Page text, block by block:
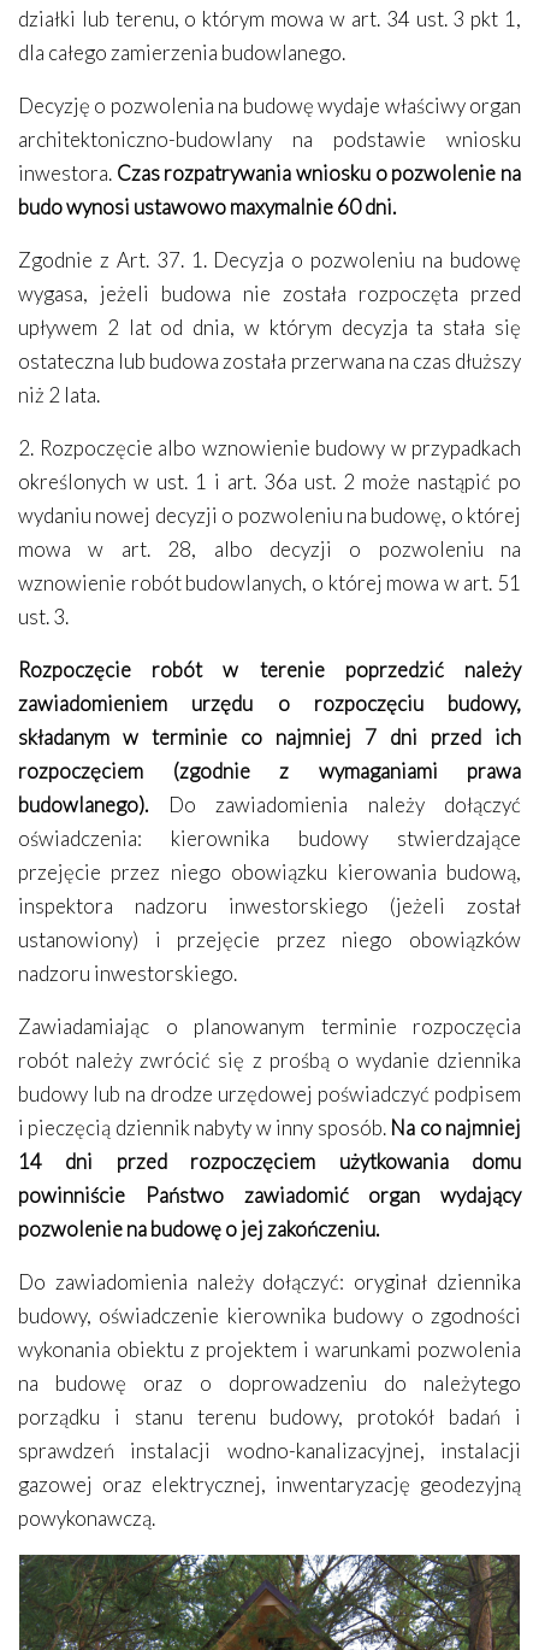
działki lub terenu, o którym mowa w art. 34 ust. 3 pkt 1,
dla całego zamierzenia budowlanego.
Decyzję o pozwolenia na budowę wydaje właściwy organ
architektoniczno-budowlany na podstawie wniosku
inwestora. Czas rozpatrywania wniosku o pozwolenie na
budo wynosi ustawowo maxymalnie 60 dni.
Zgodnie z Art. 37. 1. Decyzja o pozwoleniu na budowę
wygasa, jeżeli budowa nie została rozpoczęta przed
upływem 2 lat od dnia, w którym decyzja ta stała się
ostateczna lub budowa została przerwana na czas dłuższy
niż 2 lata.
2. Rozpoczęcie albo wznowienie budowy w przypadkach
określonych w ust. 1 i art. 36a ust. 2 może nastąpić po
wydaniu nowej decyzji o pozwoleniu na budowę, o której
mowa w art. 28, albo decyzji o pozwoleniu na
wznowienie robót budowlanych, o której mowa w art. 51
ust. 3.
Rozpoczęcie robót w terenie poprzedzić należy
zawiadomieniem urzędu o rozpoczęciu budowy,
składanym w terminie co najmniej 7 dni przed ich
rozpoczęciem (zgodnie z wymaganiami prawa
budowlanego).
Do zawiadomienia należy dołączyć
oświadczenia: kierownika budowy stwierdzające
przejęcie przez niego obowiązku kierowania budową,
inspektora nadzoru inwestorskiego (jeżeli został
ustanowiony) i przejęcie przez niego obowiązków
nadzoru inwestorskiego.
Zawiadamiając o planowanym terminie rozpoczęcia
robót należy zwrócić się z prośbą o wydanie dziennika
budowy lub na drodze urzędowej poświadczyć podpisem
i pieczęcią dziennik nabyty w inny sposób.Na co najmniej
14 dni przed rozpoczęciem użytkowania domu
powinniście Państwo zawiadomić organ wydający
pozwolenie na budowę o jej zakończeniu.
Do zawiadomienia należy dołączyć: oryginał dziennika
budowy, oświadczenie kierownika budowy o zgodności
wykonania obiektu z projektem i warunkami pozwolenia
na budowę oraz o doprowadzeniu do należytego
porządku i stanu terenu budowy, protokół badań i
sprawdzeń instalacji wodno-kanalizacyjnej, instalacji
gazowej oraz elektrycznej, inwentaryzację geodezyjną
powykonawczą.